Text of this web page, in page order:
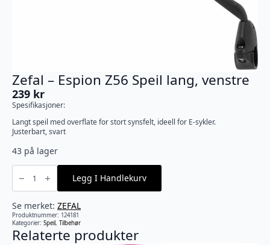
Zefal – Espion Z56 Speil lang, venstre
239 kr
Spesifikasjoner:
Langt speil med overflate for stort synsfelt, ideell for E-sykler.
Justerbart, svart
43 på lager
Zefal
Espion
Z56
lang,
venstre
antall
Legg I Handlekurv
Se merket: ZEFAL
Produktnummer: 124181
Kategorier: Speil, Tilbehør
Relaterte produkter